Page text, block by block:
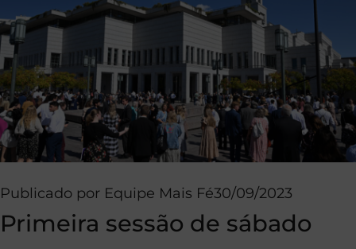
Publicado por Equipe Mais Fé30/09/2023
Primeira sessão de sábado